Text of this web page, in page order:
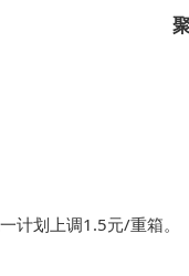
计划上调1.5元/重箱。